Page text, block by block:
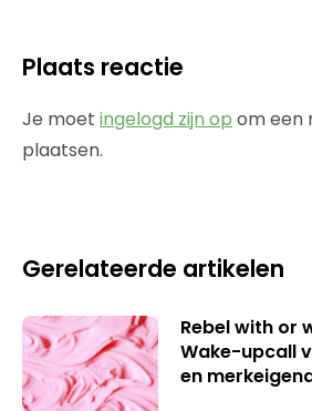
Plaats reactie
Je moet ingelogd zijn op om een
plaatsen.
Gerelateerde artikelen
Rebel with or
Wake-upcall
en